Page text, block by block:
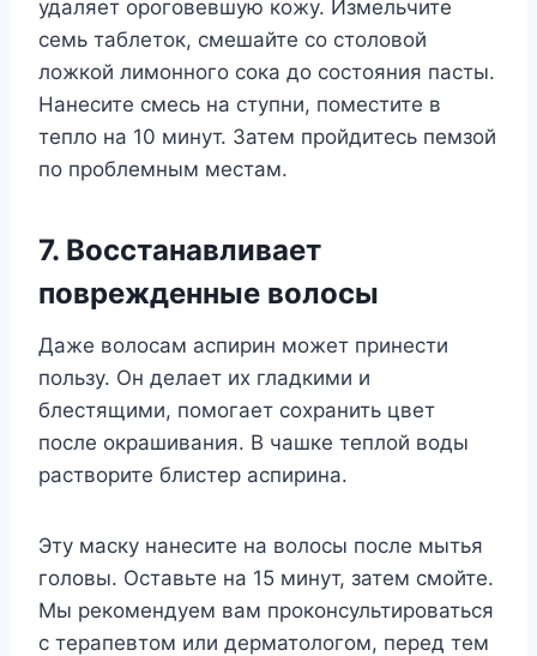
удаляет ороговевшую кожу. Измельчите
семь таблеток, смешайте со столовой
ложкой лимонного сока до состояния пасты.
Нанесите смесь на ступни, поместите в
тепло на 10 минут. Затем пройдитесь пемзой
по проблемным местам.
7. Восстанавливает
поврежденные волосы
Даже волосам аспирин может принести
пользу. Он делает их гладкими и
блестящими, помогает сохранить цвет
после окрашивания. В чашке теплой воды
растворите блистер аспирина.
Эту маску нанесите на волосы после мытья
головы. Оставьте на 15 минут, затем смойте.
Мы рекомендуем вам проконсультироваться
с терапевтом или дерматологом, перед тем